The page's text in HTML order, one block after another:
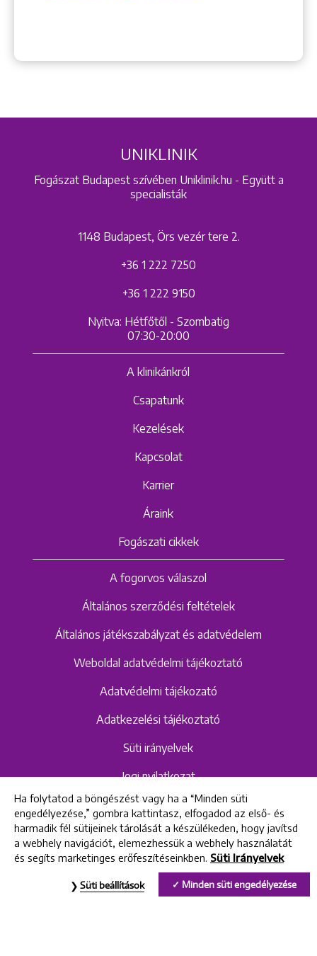
UNIKLINIK
Fogászat Budapest szívében Uniklinik.hu - Együtt a
specialisták
1148 Budapest, Örs vezér tere 2.
+36 1 222 7250
+36 1 222 9150
Nyitva: Hétfőtől - Szombatig
07:30-20:00
A klinikánkról
Csapatunk
Kezelések
Kapcsolat
Karrier
Áraink
Fogászati cikkek
A fogorvos válaszol
Általános szerződési feltételek
Általános játékszabályzat és adatvédelem
Weboldal adatvédelmi tájékoztató
Adatvédelmi tájékozató
Adatkezelési tájékoztató
Süti irányelvek
Jogi nyilatkozat
Hangrögzítéshez kapcsolódó adatvédelmi
szabályzat és tájékoztató
Uniklinik Fogászati és Implantációs Központ
Ha folytatod a böngészést vagy ha a “Minden süti
engedélyezése,” gombra kattintasz, elfogadod az első- és
harmadik fél sütijeinek tárolását a készülékeden, hogy javítsd
a webhely navigációt, elemezhessük a webhely használatát
és segíts marketinges erőfeszítéseinkben. Süti Irányelvek
Minden süti engedélyezése
Süti beállítások